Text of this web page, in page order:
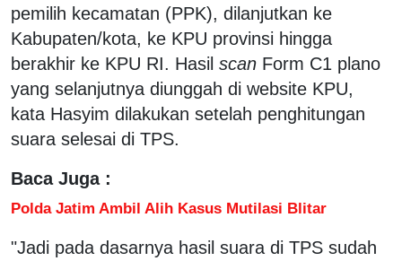
pemilih kecamatan (PPK), dilanjutkan ke
Kabupaten/kota, ke KPU provinsi hingga
berakhir ke KPU RI. Hasil scan Form C1 plano
yang selanjutnya diunggah di website KPU,
kata Hasyim dilakukan setelah penghitungan
suara selesai di TPS.
Baca Juga :
Polda Jatim Ambil Alih Kasus Mutilasi Blitar
"Jadi pada dasarnya hasil suara di TPS sudah